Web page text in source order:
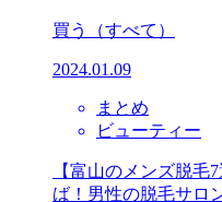
買う （すべて）
2024.01.09
まとめ
ビューティー
【富山のメンズ脱毛
ば！男性の脱毛サロ